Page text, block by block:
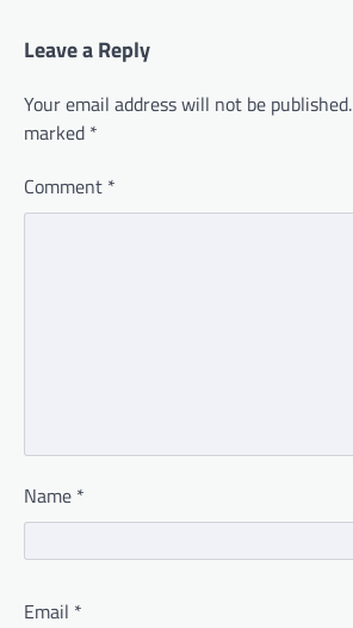
Leave a Reply
Your email address will not be published.
marked *
Comment *
Name *
Email *